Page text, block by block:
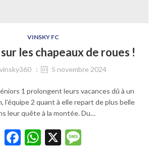
VINSKY FC
les chapeaux de roues !
vinsky360 5 novembre 2024
1 prolongent leurs vacances dû à un
l’équipe 2 quant à elle repart de plus belle
leur quête à la montée. Du…
Facebook
WhatsApp
X